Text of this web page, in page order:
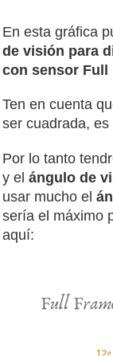
En esta gráfica
de visión para
con sensor Full
Ten en cuenta
ser cuadrada,
Por lo tanto
y elángulo de
usar mucho el
sería el máximo
aquí: